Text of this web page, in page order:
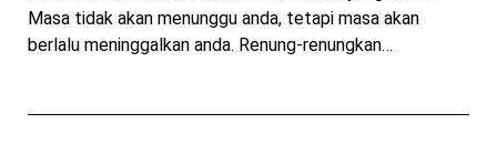
Masa tidak akan menunggu anda, tetapi masa akan
berlalu meninggalkan anda. Renung-renungkan…